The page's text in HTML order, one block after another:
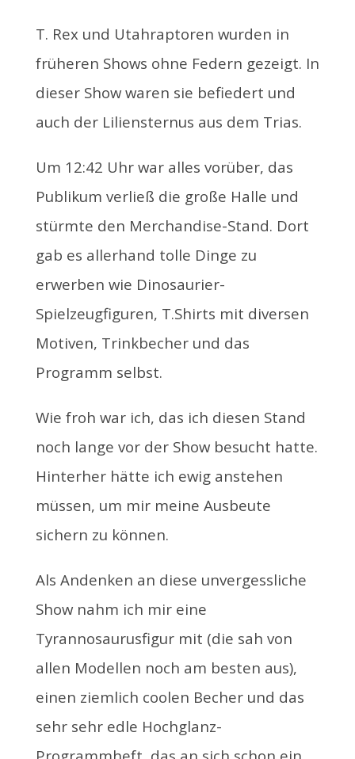
T. Rex und Utahraptoren wurden in
früheren Shows ohne Federn gezeigt. In
dieser Show waren sie befiedert und
auch der Liliensternus aus dem Trias.
Um 12:42 Uhr war alles vorüber, das
Publikum verließ die große Halle und
stürmte den Merchandise-Stand. Dort
gab es allerhand tolle Dinge zu
erwerben wie Dinosaurier-
Spielzeugfiguren, T.Shirts mit diversen
Motiven, Trinkbecher und das
Programm selbst.
Wie froh war ich, das ich diesen Stand
noch lange vor der Show besucht hatte.
Hinterher hätte ich ewig anstehen
müssen, um mir meine Ausbeute
sichern zu können.
Als Andenken an diese unvergessliche
Show nahm ich mir eine
Tyrannosaurusfigur mit (die sah von
allen Modellen noch am besten aus),
einen ziemlich coolen Becher und das
sehr sehr edle Hochglanz-